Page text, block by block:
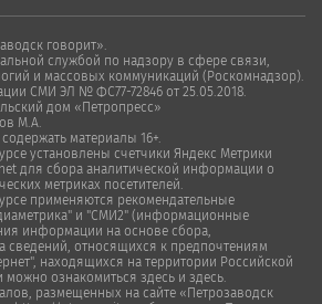
говорит».
службой по надзору в сфере связи,
и массовых коммуникаций (Роскомнадзор).
СМИ ЭЛ № ФС77-72846 от 25.05.2018.
дом «Петропресс»
М.А.
материалы 16+.
установлены счетчики Яндекс Метрики
для сбора аналитической информации о
метриках посетителей.
применяются рекомендательные
и "СМИ2" (информационные
информации на основе сбора,
сведений, относящихся к предпочтениям
находящихся на территории Российской
ознакомиться здесь и здесь.
размещенных на сайте «Петрозаводск